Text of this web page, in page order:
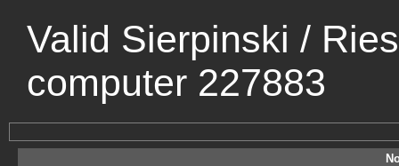
Valid Sierpinski /
computer 227883